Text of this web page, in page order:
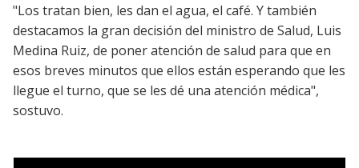
"Los tratan bien, les dan el agua, el café. Y también
destacamos la gran decisión del ministro de Salud, Luis
Medina Ruiz, de poner atención de salud para que en
esos breves minutos que ellos están esperando que les
llegue el turno, que se les dé una atención médica",
sostuvo.